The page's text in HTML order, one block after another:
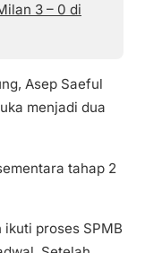
3 – 0 di
Asep Saeful
menjadi dua
tahap 2
proses SPMB